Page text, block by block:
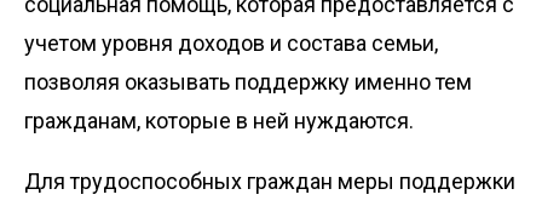
учетом уровня доходов и состава семьи,
позволяя оказывать поддержку именно тем
гражданам, которые в ней нуждаются.
Для трудоспособных граждан меры поддержки